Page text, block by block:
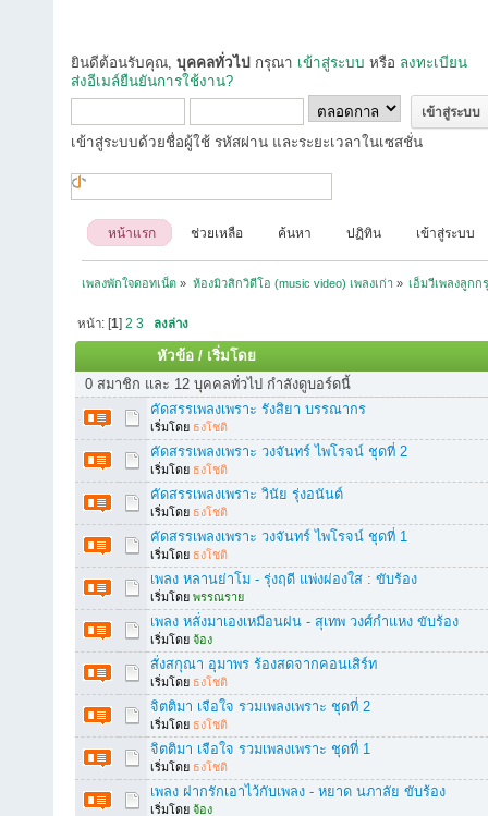
ยินดีต้อนรับคุณ, บุคคลทั่วไป กรุณา เข้าสู่ระบบ หรือ ลงทะเบียน
ส่งอีเมล์ยืนยันการใช้งาน?
เข้าสู่ระบบด้วยชื่อผู้ใช้ รหัสผ่าน และระยะเวลาในเซสชั่น
หน้าแรก ช่วยเหลือ ค้นหา ปฏิทิน เข้าสู่ระบบ
เพลงพักใจดอทเน็ต » ห้องมิวสิกวิดีโอ (music video) เพลงเก่า » เอ็มวีเพลงลูกก
หน้า: [1]2 3 ลงล่าง
หัวข้อ / เริ่มโดย
0 สมาชิก และ 12 บุคคลทั่วไป กำลังดูบอร์ดนี้
คัดสรรเพลงเพราะ รังสิยา บรรณากร
เริ่มโดย ธงโชติ
คัดสรรเพลงเพราะ วงจันทร์ ไพโรจน์ ชุดที่ 2
เริ่มโดย ธงโชติ
คัดสรรเพลงเพราะ วินัย รุ่งอนันต์
เริ่มโดย ธงโชติ
คัดสรรเพลงเพราะ วงจันทร์ ไพโรจน์ ชุดที่ 1
เริ่มโดย ธงโชติ
เพลง หลานย่าโม - รุ่งฤดี แพ่งผ่องใส : ขับร้อง
เริ่มโดย พรรณราย
เพลง หลั่งมาเองเหมือนฝน - สุเทพ วงศ์กำแหง ขับร้อง
เริ่มโดย จ้อง
สั่งสกุณา อุมาพร ร้องสดจากคอนเสิร์ท
เริ่มโดย ธงโชติ
จิตติมา เจือใจ รวมเพลงเพราะ ชุดที่ 2
เริ่มโดย ธงโชติ
จิตติมา เจือใจ รวมเพลงเพราะ ชุดที่ 1
เริ่มโดย ธงโชติ
เพลง ฝากรักเอาไว้กับเพลง - หยาด นภาลัย ขับร้อง
เริ่มโดย จ้อง